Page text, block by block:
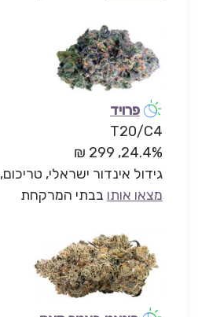
פרויד
T20/C4
24.4%, 299 ₪
גידול אינדור ישראלי, טריכום,
מצאו אותו בבתי המרקחת